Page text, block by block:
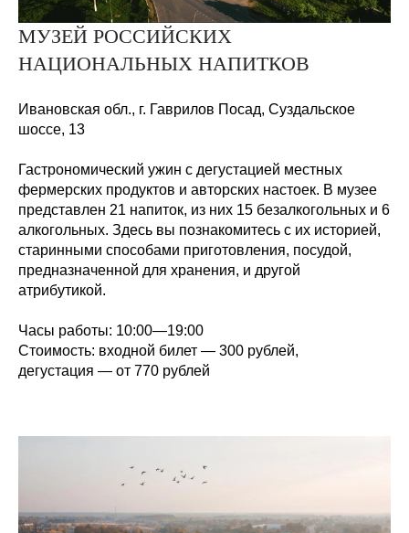
МУЗЕЙ РОССИЙСКИХ
НАЦИОНАЛЬНЫХ НАПИТКОВ
Ивановская обл., г. Гаврилов Посад, Суздальское
шоссе, 13
Гастрономический ужин с дегустацией местных
фермерских продуктов и авторских настоек. В музее
представлен 21 напиток, из них 15 безалкогольных и 6
алкогольных. Здесь вы познакомитесь с их историей,
старинными способами приготовления, посудой,
предназначенной для хранения, и другой
атрибутикой.
Часы работы: 10:00—19:00
Стоимость: входной билет — 300 рублей,
дегустация — от 770 рублей